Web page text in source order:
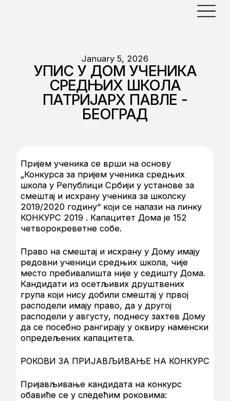
January 5, 2026
УПИС У ДОМ УЧЕНИКА
СРЕДЊИХ ШКОЛА
ПАТРИЈАРХ ПАВЛЕ -
БЕОГРАД
Пријем ученика се врши на основу
„Конкурса за пријем ученика средњих
школа у Републици Србији у установе за
смештај и исхрану ученика за школску
2019/2020 годину“ који се налази на линку
КОНКУРС 2019 . Капацитет Дома је 152
четворокреветне собе.
Право на смештај и исхрану у Дому имају
редовни ученици средњих школа, чије
место пребивалишта није у седишту Дома.
Кандидати из осетљивих друштвених
група који нису добили смештај у првој
расподели имају право, да у другој
расподели у августу, поднесу захтев Дому
да се посебно рангирају у оквиру наменски
опредељених капацитета.
РОКОВИ ЗА ПРИЈАВЉИВАЊЕ НА КОНКУРС
Пријављивање кандидата на конкурс
обавиће се у следећим роковима: